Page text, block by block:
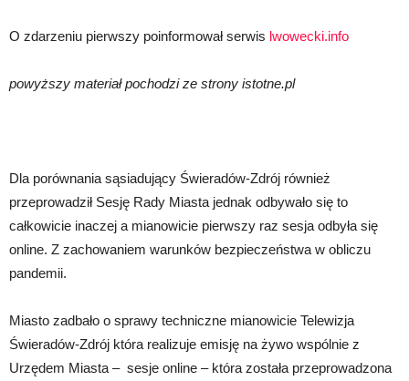
O zdarzeniu pierwszy poinformował serwis lwowecki.info
powyższy materiał pochodzi ze strony istotne.pl
Dla porównania sąsiadujący Świeradów-Zdrój również
przeprowadził Sesję Rady Miasta jednak odbywało się to
całkowicie inaczej a mianowicie pierwszy raz sesja odbyła się
online. Z zachowaniem warunków bezpieczeństwa w obliczu
pandemii.
Miasto zadbało o sprawy techniczne mianowicie Telewizja
Świeradów-Zdrój która realizuje emisję na żywo wspólnie z
Urzędem Miasta – sesje online – która została przeprowadzona